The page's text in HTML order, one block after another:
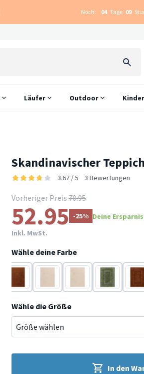
Noch: 04 Tage 09
Läufer Outdoor
Skandinavischer
3.67 / 5 3 Bewertungen
Vorheriger Preis 70.95
52.95 -25% Deine Ersparnis
Inkl. MwSt.
Wähle deine Farbe
TerracottaBeige Beige Grün
Wähle die Größe
In den